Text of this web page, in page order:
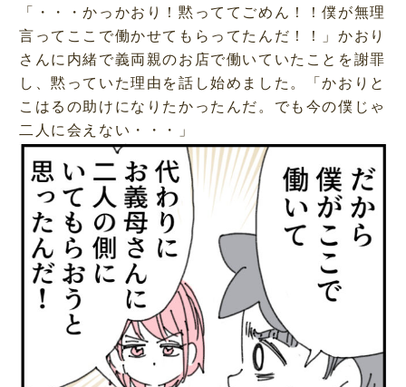
「・・・かっかおり！黙っててごめん！！僕が無理
言ってここで働かせてもらってたんだ！！」かおり
さんに内緒で義両親のお店で働いていたことを謝罪
し、黙っていた理由を話し始めました。「かおりと
こはるの助けになりたかったんだ。でも今の僕じゃ
二人に会えない・・・」